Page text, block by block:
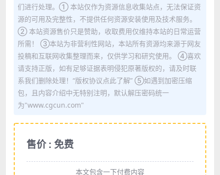
们进行处理。① 本站仅作为资源信息收集站点，无法保证资
源的可用及完整性，不提供任何资源安装使用及技术服务。
② 本站资源售价只是赞助，收取费用仅维持本站的日常运营
所需！ ③本站为非营利性网站，本站所有资源均来源于网友
投稿和互联网收集整理而来，仅供学习和研究使用。 ④喜欢
请支持正版，如有足够证据表明侵犯原著版权的，请及时联
系我们删除处理！“版权协议点此了解” ⑤如遇到加密压缩
包，且内容介绍中无特别注明，默认解压密码统一
为"www.cgcun.com"
售价 : 免费
本文包含一下付费内容